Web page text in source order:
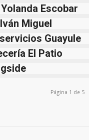
Escobar
Miguel
Guayule
El Patio
Página 1 de 5